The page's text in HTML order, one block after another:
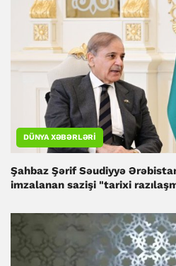
DÜNYA XƏBƏRLƏRI
Şahbaz Şərif Səudiyyə
imzalanan sazişi "tarixi